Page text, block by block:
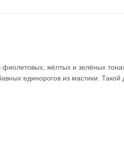
жёлтых и зелёных
единорогов из мастики. Такой